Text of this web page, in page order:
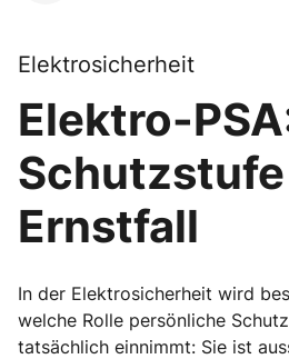
Elektrosicherheit
Elektro-
Ernstfall
In der Elektrosicherheit wird
welche Rolle persönliche
tatsächlich einnimmt: Sie ist